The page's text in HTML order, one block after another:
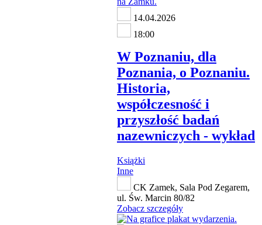
14.04.2026
18:00
W Poznaniu, dla
Poznania, o Poznaniu.
Historia,
współczesność i
przyszłość badań
nazewniczych - wykład
Książki
Inne
CK Zamek, Sala Pod Zegarem,
ul. Św. Marcin 80/82
Zobacz szczegóły